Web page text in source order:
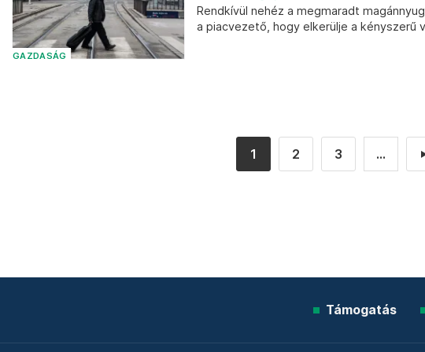
GAZDASÁG
Rendkívül nehéz a megmaradt
a piacvezető, hogy elkerülje a kényszerű
1 2 3 ...
Támogatás